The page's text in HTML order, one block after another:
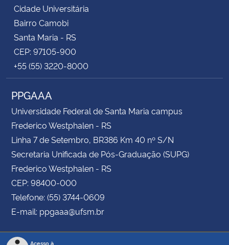
Cidade Universitária
Bairro Camobi
Santa Maria - RS
CEP: 97105-900
+55 (55) 3220-8000
PPGAAA
Universidade Federal de Santa Maria campus
Frederico Westphalen - RS
Linha 7 de Setembro, BR386 Km 40 nº S/N
Secretaria Unificada de Pós-Graduação (SUPG)
Frederico Westphalen - RS
CEP: 98400-000
Telefone: (55) 3744-0609
E-mail: ppgaaa@ufsm.br
Acesso à